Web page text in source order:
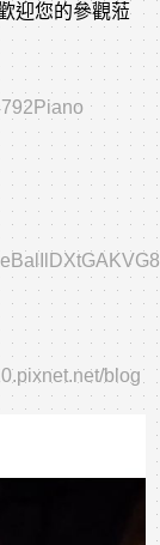
迎您的參觀蒞
blog